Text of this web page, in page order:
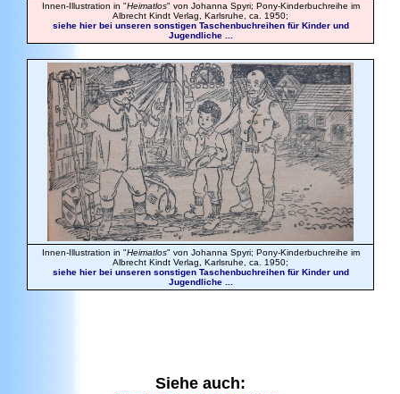
Innen-Illustration in "Heimatlos" von Johanna Spyri; Pony-Kinderbuchreihe im
Albrecht Kindt Verlag, Karlsruhe, ca. 1950;
siehe hier bei unseren sonstigen Taschenbuchreihen für Kinder und
Jugendliche ...
Innen-Illustration in "Heimatlos" von Johanna Spyri; Pony-Kinderbuchreihe im
Albrecht Kindt Verlag, Karlsruhe, ca. 1950;
siehe hier bei unseren sonstigen Taschenbuchreihen für Kinder und
Jugendliche ...
Siehe auch: